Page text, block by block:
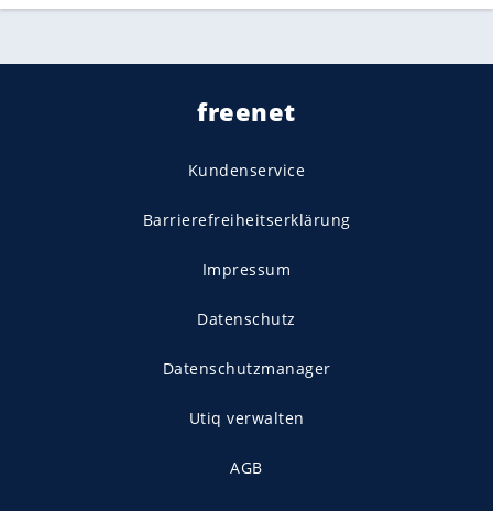
freenet
Kundenservice
Barrierefreiheitserklärung
Impressum
Datenschutz
Datenschutzmanager
Utiq verwalten
AGB